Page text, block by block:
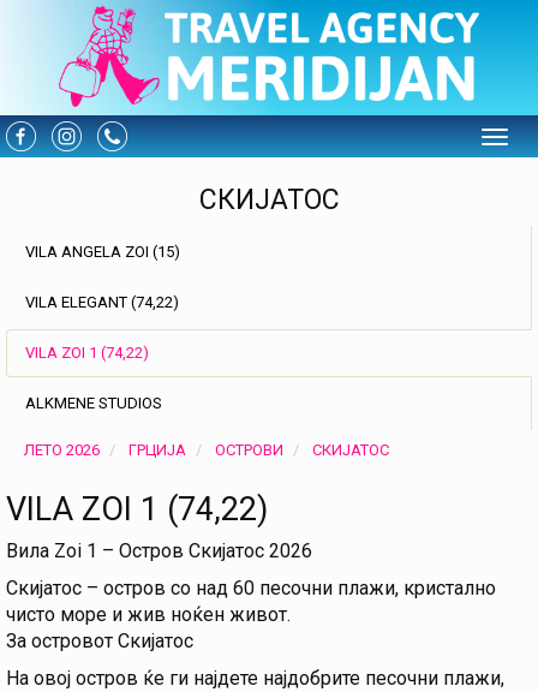
СКИЈАТОС
VILA ANGELA ZOI (15)
VILA ELEGANT (74,22)
VILA ZOI 1 (74,22)
ALKMENE STUDIOS
ЛЕТО 2026 ГРЦИЈА ОСТРОВИ СКИЈАТОС
VILA ZOI 1 (74,22)
Вила Zoi 1 – Остров Скијатос 2026
Скијатос – остров со над 60 песочни плажи, кристално
чисто море и жив ноќен живот.
За островот Скијатос
На овој остров ќе ги најдете најдобрите песочни плажи,